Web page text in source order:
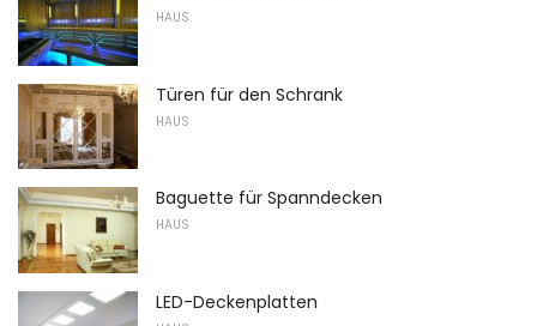
HAUS
Türen für den Schrank
HAUS
Baguette für Spanndecken
HAUS
LED-Deckenplatten